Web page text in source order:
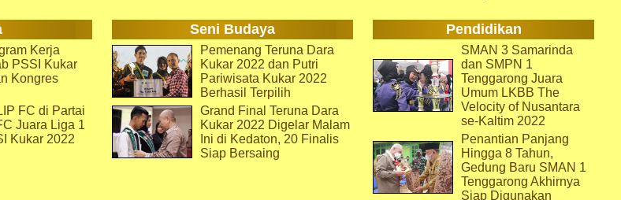
Seni Budaya Pendidikan
Kerja
PSSI Kukar
Kongres
FC di Partai
Juara Liga 1
Kukar 2022
Pemenang Teruna Dara
Kukar 2022 dan Putri
Pariwisata Kukar 2022
Berhasil Terpilih
Grand Final Teruna Dara
Kukar 2022 Digelar Malam
Ini di Kedaton, 20 Finalis
Siap Bersaing
SMAN 3 Samarinda
dan SMPN 1
Tenggarong Juara
Umum LKBB The
Velocity of Nusantara
se-Kaltim 2022
Penantian Panjang
Hingga 8 Tahun,
Gedung Baru SMAN 1
Tenggarong Akhirnya
Siap Digunakan